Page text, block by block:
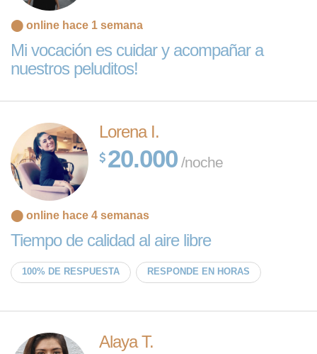
⬤ online hace 1 semana
Mi vocación es cuidar y acompañar a
nuestros peluditos!
Lorena I.
20.000 /noche
⬤ online hace 4 semanas
Tiempo de calidad al aire libre
100% DE RESPUESTA RESPONDE EN HORAS
Alaya T.